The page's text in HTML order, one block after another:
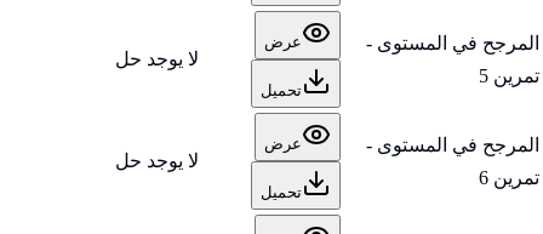
المرجح في المستوى -
تمرين 5
عرض
تحميل
لا يوجد حل
المرجح في المستوى -
تمرين 6
عرض
تحميل
لا يوجد حل